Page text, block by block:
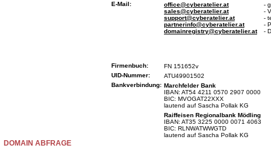
DOMAIN ABFRAGE
E-Mail:
office@cyberatelier.at
sales@cyberatelier.at
support@cyberatelier.at
partnerinfo@cyberatelier.at
domainregistry@cyberatelier.at
-
-
-
-
-
Firmenbuch:
FN 151652v
UID-Nummer:
ATU49901502
Bankverbindung: Marchfelder Bank
IBAN: AT54 4211 0570 2907 0000
BIC: MVOGAT22XXX
lautend auf Sascha Pollak KG
Raiffeisen Regionalbank Mödling
IBAN: AT35 3225 0000 0071 4063
BIC: RLNWATWWGTD
lautend auf Sascha Pollak KG